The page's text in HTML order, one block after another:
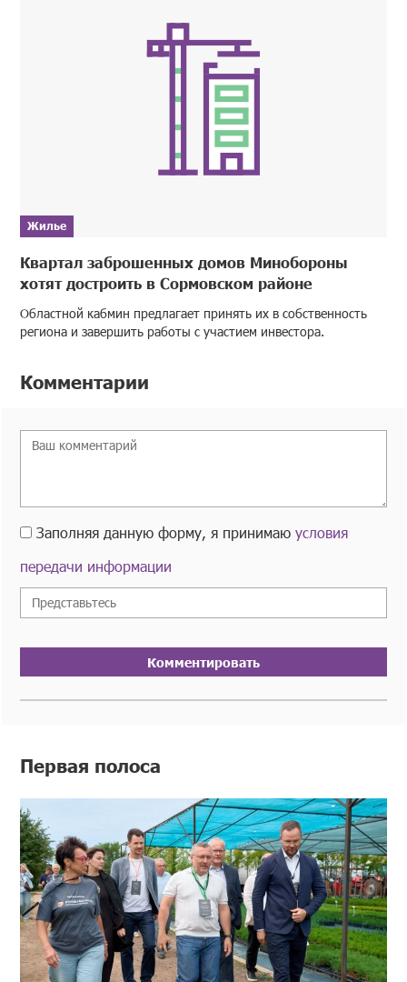
Жилье
Квартал заброшенных домов Минобороны
хотят достроить в Сормовском районе
Областной кабмин предлагает принять их в собственность
региона и завершить работы с участием инвестора.
Комментарии
Заполняя данную форму, я принимаюусловия
передачи информации
Комментировать
Первая полоса